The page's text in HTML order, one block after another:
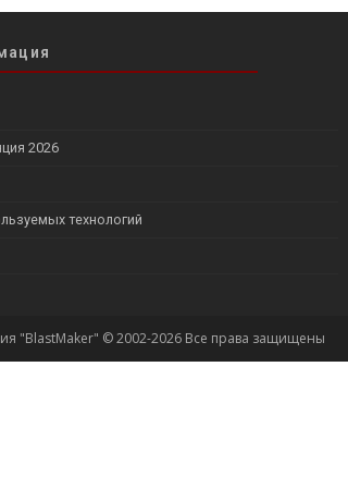
2026
технологий
"BlastMaker" © 2002-2026 Все права защищены